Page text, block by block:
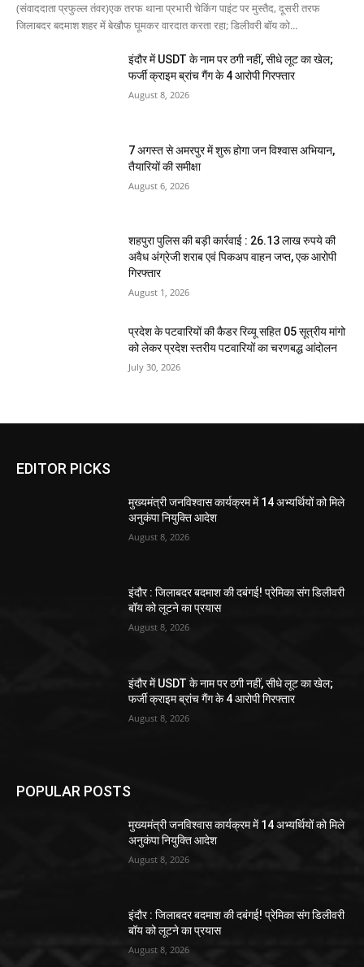
(संवाददाता प्रफुल्ल तंवर)एक तरफ थाना प्रभारी चेकिंग पाइंट पर मुस्तैद, दूसरी तरफ
जिलाबदर बदमाश शहर में बेखौफ घूमकर वारदात करता रहा; डिलीवरी बॉय को...
इंदौर में USDT के नाम पर ठगी नहीं, सीधे लूट का खेल;
फर्जी क्राइम ब्रांच गैंग के 4 आरोपी गिरफ्तार
August 8, 2026
7 अगस्त से अमरपुर में शुरू होगा जन विश्वास अभियान,
तैयारियों की समीक्षा
August 6, 2026
शहपुरा पुलिस की बड़ी कार्रवाई : 26.13 लाख रुपये की
अवैध अंग्रेजी शराब एवं पिकअप वाहन जप्त, एक आरोपी
गिरफ्तार
August 1, 2026
प्रदेश के पटवारियों की कैडर रिव्यू सहित 05 सूत्रीय मांगो
को लेकर प्रदेश स्तरीय पटवारियों का चरणबद्ध आंदोलन
July 30, 2026
EDITOR PICKS
मुख्यमंत्री जनविश्वास कार्यक्रम में 14 अभ्यर्थियों को मिले
अनुकंपा नियुक्ति आदेश
August 8, 2026
इंदौर : जिलाबदर बदमाश की दबंगई! प्रेमिका संग डिलीवरी
बॉय को लूटने का प्रयास
August 8, 2026
इंदौर में USDT के नाम पर ठगी नहीं, सीधे लूट का खेल;
फर्जी क्राइम ब्रांच गैंग के 4 आरोपी गिरफ्तार
August 8, 2026
POPULAR POSTS
मुख्यमंत्री जनविश्वास कार्यक्रम में 14 अभ्यर्थियों को मिले
अनुकंपा नियुक्ति आदेश
August 8, 2026
इंदौर : जिलाबदर बदमाश की दबंगई! प्रेमिका संग डिलीवरी
बॉय को लूटने का प्रयास
August 8, 2026